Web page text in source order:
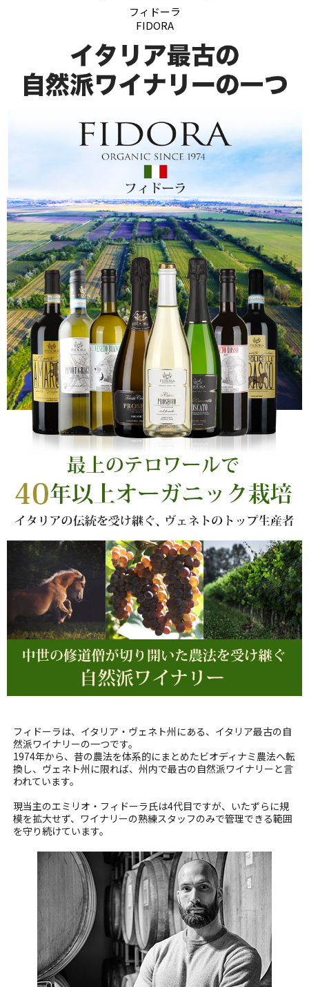
フィドーラ
FIDORA
フィドーラは、イタリア・ヴェネト州にある、イタリア最古の自
然派ワイナリーの一つです。
1974年から、昔の農法を体系的にまとめたビオディナミ農法へ転
換し、ヴェネト州に限れば、州内で最古の自然派ワイナリーと言
われています。
現当主のエミリオ・フィドーラ氏は4代目ですが、いたずらに規
模を拡大せず、ワイナリーの熟練スタッフのみで管理できる範囲
を守り続けています。